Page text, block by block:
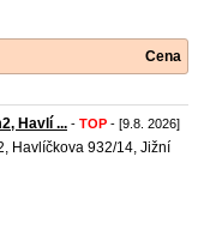
Cena
Havlí ... - TOP - [9.8. 2026]
Havlíčkova 932/14, Jižní